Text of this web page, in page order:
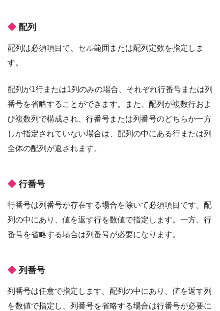
配列
配列は必須項目で、セル範囲または配列定数を指定しま
す。
配列が1行または1列のみの場合、それぞれ行番号または列
番号を省略することができます。また、配列が複数行およ
び複数列で構成され、行番号または列番号のどちらか一方
しか指定されていない場合は、配列の中にある行または列
全体の配列が返されます。
行番号
行番号は列番号が存在する場合を除いて必須項目です。配
列の中にあり、値を返す行を数値で指定します。一方、行
番号を省略する場合は列番号が必要になります。
列番号
列番号は任意で指定します。配列の中にあり、値を返す列
を数値で指定し、列番号を省略する場合は行番号が必要に